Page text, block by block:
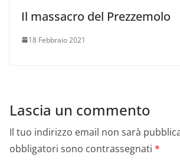
Il massacro del Prezzemolo
18 Febbraio 2021
Lascia un commento
Il tuo indirizzo email non sarà
obbligatori sono contrassegnati *